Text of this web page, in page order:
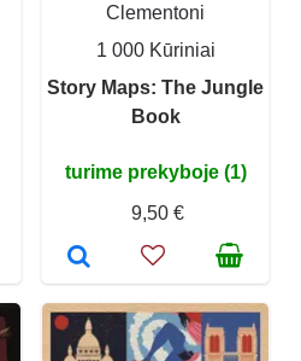
Clementoni
1 000 Kūriniai
Story Maps: The Jungle
Book
turime prekyboje (1)
9,50 €